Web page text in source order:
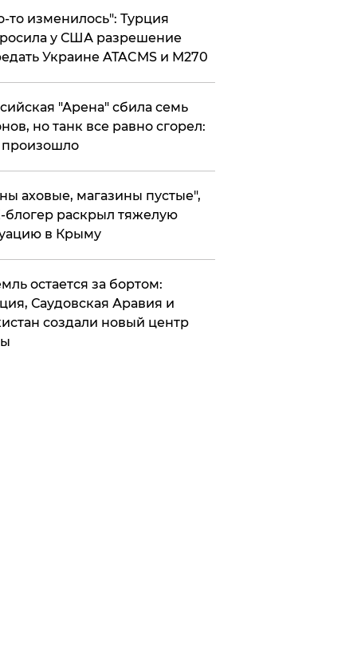
то изменилось": Турция
у США разрешение
Украине ATACMS и M270
"Арена" сбила семь
но танк все равно сгорел:
произошло
аховые, магазины пустые",
раскрыл тяжелую
в Крыму
остается за бортом:
Саудовская Аравия и
создали новый центр